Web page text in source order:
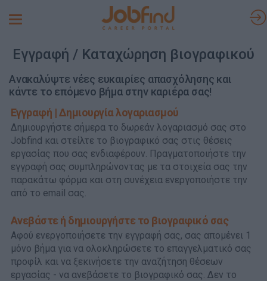
Toggle
Εγγραφή / Καταχώρηση βιογραφικού
Ανακαλύψτε νέες ευκαιρίες απασχόλησης και
κάντε το επόμενο βήμα στην καριέρα σας!
Εγγραφή | Δημιουργία λογαριασμού
Δημιουργήστε σήμερα το δωρεάν λογαριασμό σας στο
Jobfind και στείλτε το βιογραφικό σας στις θέσεις
εργασίας που σας ενδιαφέρουν. Πραγματοποιήστε την
εγγραφή σας συμπληρώνοντας με τα στοιχεία σας την
παρακάτω φόρμα και στη συνέχεια ενεργοποιήστε την
από το email σας.
Ανεβάστε ή δημιουργήστε το βιογραφικό σας
Αφού ενεργοποιήσετε την εγγραφή σας, σας απομένει 1
μόνο βήμα για να ολοκληρώσετε το επαγγελματικό σας
προφίλ και να ξεκινήσετε την αναζήτηση θέσεων
εργασίας - να ανεβάσετε το βιογραφικό σας. Δεν το